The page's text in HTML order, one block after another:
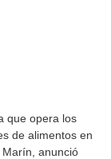
que opera los
de alimentos en
anunció